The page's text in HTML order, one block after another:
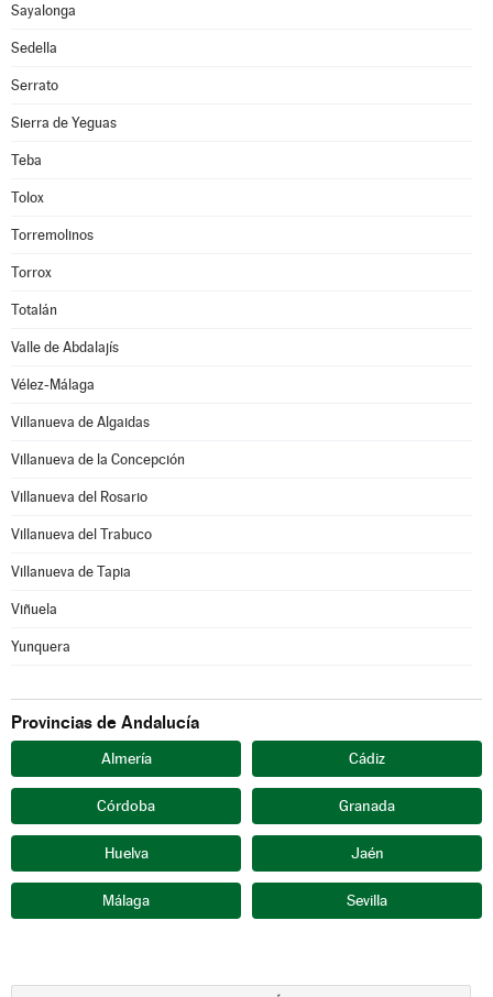
Sayalonga
Sedella
Serrato
Sierra de Yeguas
Teba
Tolox
Torremolinos
Torrox
Totalán
Valle de Abdalajís
Vélez-Málaga
Villanueva de Algaidas
Villanueva de la Concepción
Villanueva del Rosario
Villanueva del Trabuco
Villanueva de Tapia
Viñuela
Yunquera
Provincias de Andalucía
Almería Cádiz
Córdoba Granada
Huelva Jaén
Málaga Sevilla